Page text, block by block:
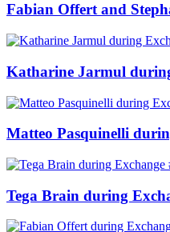
Fabian Offert and
Katharine Jarmul
Matteo Pasquinelli
Tega Brain during